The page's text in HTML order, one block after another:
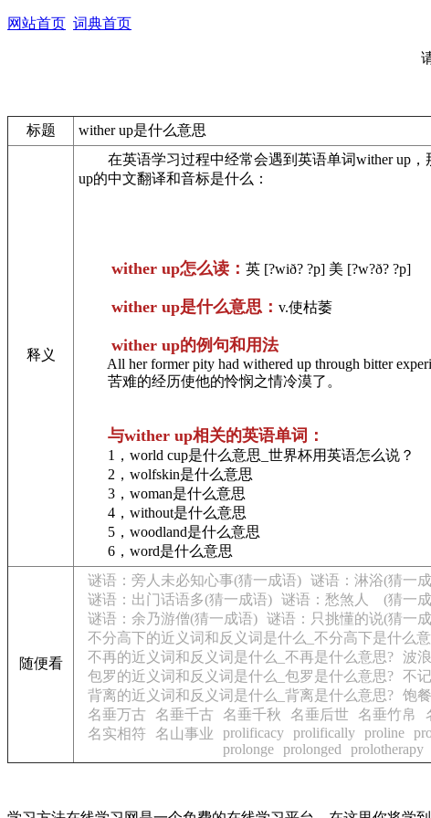
网站首页 词典首页
标题 wither up是什么意思
释义
在英语学习过程中经常会遇到英语单词wither up，
up的中文翻译和音标是什么：
wither up怎么读： 英 [?wið? ?p] 美 [?w?ð? ?p]
wither up是什么意思： v.使枯萎
wither up的例句和用法
All her former pity had withered up through bitter
苦难的经历使他的怜悯之情冷漠了。
与wither up相关的英语单词：
1，world cup是什么意思_世界杯用英语怎么说？
2，wolfskin是什么意思
3，woman是什么意思
4，without是什么意思
5，woodland是什么意思
6，word是什么意思
随便看
谜语：旁人未必知心事(猜一成语) 谜语：淋浴(猜一
谜语：出门话语多(猜一成语) 谜语：愁煞人 (猜一
谜语：余乃游僧(猜一成语) 谜语：只挑懂的说(猜一
不分高下的近义词和反义词是什么_不分高下是什么
不再的近义词和反义词是什么_不再是什么意思? 波
包罗的近义词和反义词是什么_包罗是什么意思? 不
背离的近义词和反义词是什么_背离是什么意思? 饱
名垂万古
名垂千古 名垂千秋 名垂后世 名垂竹帛
名实相符
名山事业 prolificacy prolifically proline
prolonge prolonged prolotherapy